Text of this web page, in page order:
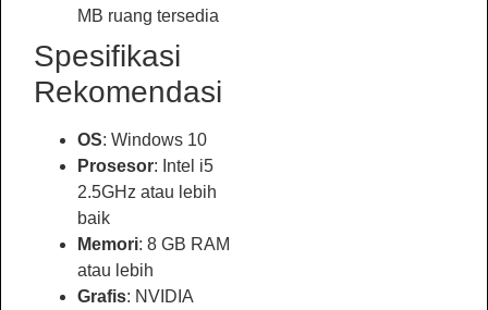
MB ruang tersedia
Spesifikasi
Rekomendasi
OS: Windows 10
Prosesor: Intel i5
2.5GHz atau lebih
baik
Memori: 8 GB RAM
atau lebih
Grafis: NVIDIA